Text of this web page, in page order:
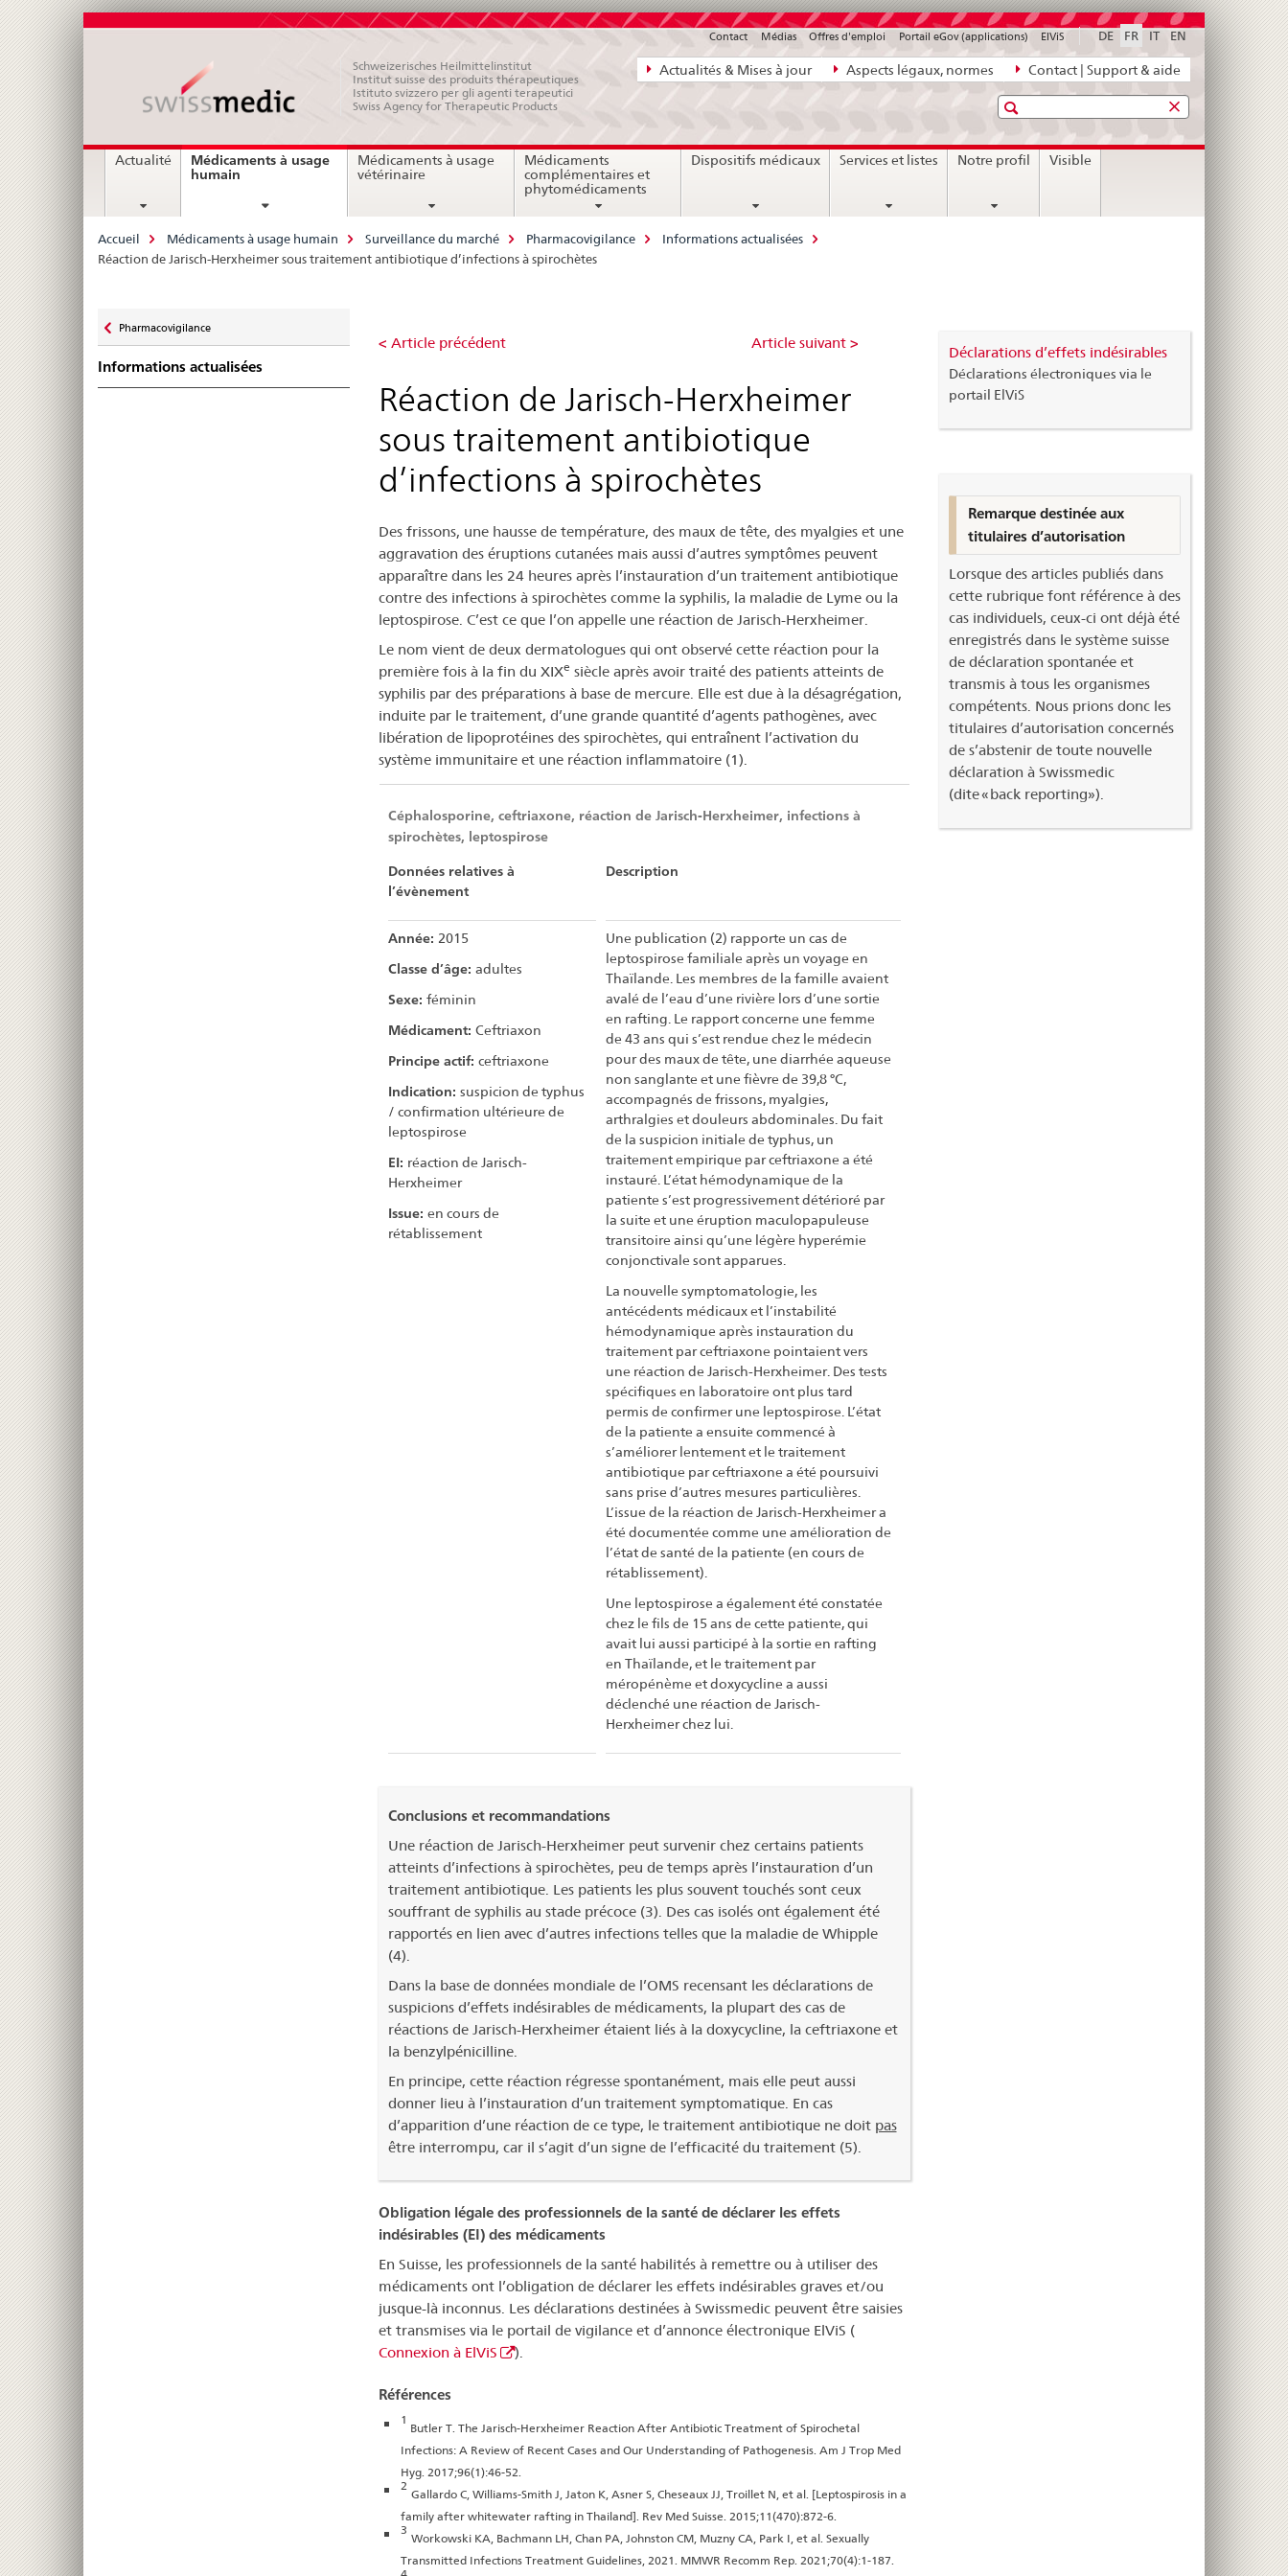
Navigation
directe:
bases
juridiques,
contact
Actualités & Mises à jour Aspects légaux, normes Contact | Support & aide
DE FR IT EN
Contact Médias Offres d'emploi Portail eGov (applications) ElViS
Schweizerisches Heilmittelinstitut
Institut suisse des produits thérapeutiques
Istituto svizzero per gli agenti terapeutici
Swiss Agency for Therapeutic Products
Recherche
Navigation
Actualité
Médicaments à usage
humain
Médicaments à usage
vétérinaire
Médicaments
complémentaires et
phytomédicaments
Dispositifs médicaux Services et listes Notre profil Visible
Breadcrumb
Accueil Médicaments à usage humain Surveillance du marché Pharmacovigilance
Informations actualisées
Réaction de Jarisch-Herxheimer sous traitement antibiotique d’infections à spirochètes
zu
Pharmacovigilance
Informations actualisées
Réaction
de
Jarisch-
Herxheimer
sous
traitement
antibiotique
d’infections
à
spirochètes
< Article précédent Article suivant >
Réaction de Jarisch-Herxheimer
sous traitement antibiotique
d’infections à spirochètes
Des frissons, une hausse de température, des maux de tête, des myalgies et une
aggravation des éruptions cutanées mais aussi d’autres symptômes peuvent
apparaître dans les 24 heures après l’instauration d’un traitement antibiotique
contre des infections à spirochètes comme la syphilis, la maladie de Lyme ou la
leptospirose. C’est ce que l’on appelle une réaction de Jarisch-Herxheimer.
Le nom vient de deux dermatologues qui ont observé cette réaction pour la
première fois à la fin du XIXe siècle après avoir traité des patients atteints de
syphilis par des préparations à base de mercure. Elle est due à la désagrégation,
induite par le traitement, d’une grande quantité d’agents pathogènes, avec
libération de lipoprotéines des spirochètes, qui entraînent l’activation du
système immunitaire et une réaction inflammatoire (1).
Céphalosporine, ceftriaxone, réaction de Jarisch-Herxheimer, infections à
spirochètes, leptospirose
Données relatives à
l’évènement
Description
Année: 2015
Classe d’âge: adultes
Sexe: féminin
Médicament: Ceftriaxon
Principe actif: ceftriaxone
Indication: suspicion de typhus
/ confirmation ultérieure de
leptospirose
EI: réaction de Jarisch-
Herxheimer
Issue: en cours de
rétablissement
Une publication (2) rapporte un cas de
leptospirose familiale après un voyage en
Thaïlande. Les membres de la famille avaient
avalé de l’eau d’une rivière lors d’une sortie
en rafting. Le rapport concerne une femme
de 43 ans qui s’est rendue chez le médecin
pour des maux de tête, une diarrhée aqueuse
non sanglante et une fièvre de 39,8 °C,
accompagnés de frissons, myalgies,
arthralgies et douleurs abdominales. Du fait
de la suspicion initiale de typhus, un
traitement empirique par ceftriaxone a été
instauré. L’état hémodynamique de la
patiente s’est progressivement détérioré par
la suite et une éruption maculopapuleuse
transitoire ainsi qu’une légère hyperémie
conjonctivale sont apparues.
La nouvelle symptomatologie, les
antécédents médicaux et l’instabilité
hémodynamique après instauration du
traitement par ceftriaxone pointaient vers
une réaction de Jarisch-Herxheimer. Des tests
spécifiques en laboratoire ont plus tard
permis de confirmer une leptospirose. L’état
de la patiente a ensuite commencé à
s’améliorer lentement et le traitement
antibiotique par ceftriaxone a été poursuivi
sans prise d’autres mesures particulières.
L’issue de la réaction de Jarisch-Herxheimer a
été documentée comme une amélioration de
l’état de santé de la patiente (en cours de
rétablissement).
Une leptospirose a également été constatée
chez le fils de 15 ans de cette patiente, qui
avait lui aussi participé à la sortie en rafting
en Thaïlande, et le traitement par
méropénème et doxycycline a aussi
déclenché une réaction de Jarisch-
Herxheimer chez lui.
Conclusions et recommandations
Une réaction de Jarisch-Herxheimer peut survenir chez certains patients
atteints d’infections à spirochètes, peu de temps après l’instauration d’un
traitement antibiotique. Les patients les plus souvent touchés sont ceux
souffrant de syphilis au stade précoce (3). Des cas isolés ont également été
rapportés en lien avec d’autres infections telles que la maladie de Whipple
(4).
Dans la base de données mondiale de l’OMS recensant les déclarations de
suspicions d’effets indésirables de médicaments, la plupart des cas de
réactions de Jarisch-Herxheimer étaient liés à la doxycycline, la ceftriaxone et
la benzylpénicilline.
En principe, cette réaction régresse spontanément, mais elle peut aussi
donner lieu à l’instauration d’un traitement symptomatique. En cas
d’apparition d’une réaction de ce type, le traitement antibiotique ne doit pas
être interrompu, car il s’agit d’un signe de l’efficacité du traitement (5).
Obligation légale des professionnels de la santé de déclarer les effets
indésirables (EI) des médicaments
En Suisse, les professionnels de la santé habilités à remettre ou à utiliser des
médicaments ont l’obligation de déclarer les effets indésirables graves et/ou
jusque-là inconnus. Les déclarations destinées à Swissmedic peuvent être saisies
et transmises via le portail de vigilance et d’annonce électronique ElViS (
Connexion à ElViS
).
Références
1
Butler T. The Jarisch-Herxheimer Reaction After Antibiotic Treatment of Spirochetal
Infections: A Review of Recent Cases and Our Understanding of Pathogenesis. Am J Trop Med
Hyg. 2017;96(1):46-52.
2
Gallardo C, Williams-Smith J, Jaton K, Asner S, Cheseaux JJ, Troillet N, et al. [Leptospirosis in a
family after whitewater rafting in Thailand]. Rev Med Suisse. 2015;11(470):872-6.
3
Workowski KA, Bachmann LH, Chan PA, Johnston CM, Muzny CA, Park I, et al. Sexually
Transmitted Infections Treatment Guidelines, 2021. MMWR Recomm Rep. 2021;70(4):1-187.
Déclarations d’effets indésirables
Déclarations électroniques via le
portail ElViS
Remarque destinée aux
titulaires d’autorisation
Lorsque des articles publiés dans
cette rubrique font référence à des
cas individuels, ceux-ci ont déjà été
enregistrés dans le système suisse
de déclaration spontanée et
transmis à tous les organismes
compétents. Nous prions donc les
titulaires d’autorisation concernés
de s’abstenir de toute nouvelle
déclaration à Swissmedic
(dite « back reporting »).